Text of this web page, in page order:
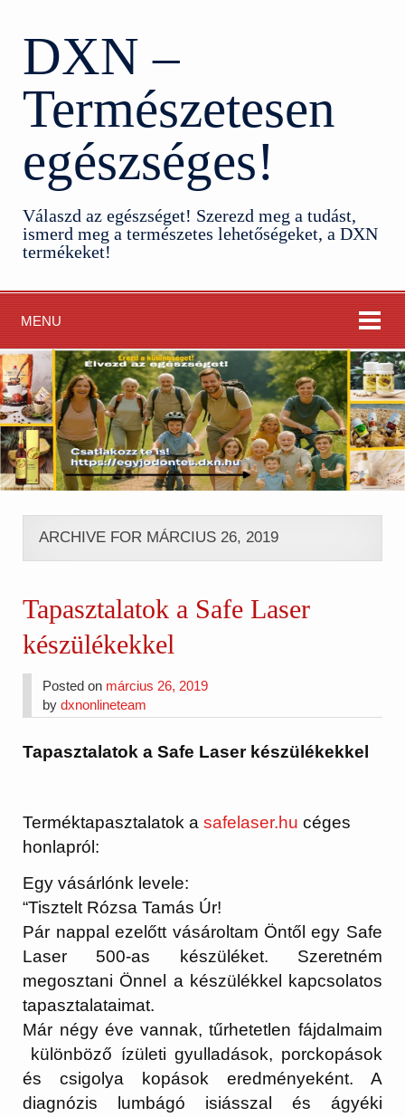
DXN –
Természetesen
egészséges!
Válaszd az egészséget! Szerezd meg a tudást,
ismerd meg a természetes lehetőségeket, a DXN
termékeket!
MENU
ARCHIVE FOR MÁRCIUS 26, 2019
Tapasztalatok a Safe Laser
készülékekkel
Posted on március 26, 2019
bydxnonlineteam
Tapasztalatok a Safe Laser készülékekkel
Terméktapasztalatok asafelaser.hu céges
honlapról:
Egy vásárlónk levele:
“Tisztelt Rózsa Tamás Úr!
Pár nappal ezelőtt vásároltam Öntől egy Safe
Laser 500-as készüléket. Szeretném
megosztani Önnel a készülékkel kapcsolatos
tapasztalataimat.
Már négy éve vannak, tűrhetetlen fájdalmaim
különböző ízületi gyulladások, porckopások
és csigolya kopások eredményeként. A
diagnózis lumbágó isiásszal és ágyéki